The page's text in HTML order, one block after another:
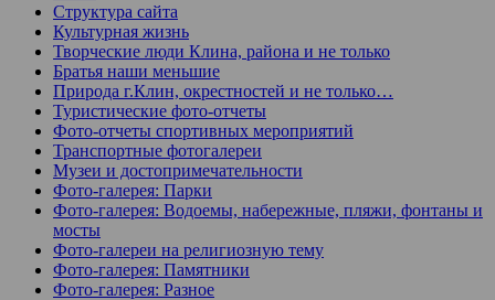
Структура сайта
Культурная жизнь
Творческие люди Клина, района и не только
Братья наши меньшие
Природа г.Клин, окрестностей и не только…
Туристические фото-отчеты
Фото-отчеты спортивных мероприятий
Транспортные фотогалереи
Музеи и достопримечательности
Фото-галерея: Парки
Фото-галерея: Водоемы, набережные, пляжи, фонтаны и
мосты
Фото-галереи на религиозную тему
Фото-галерея: Памятники
Фото-галерея: Разное